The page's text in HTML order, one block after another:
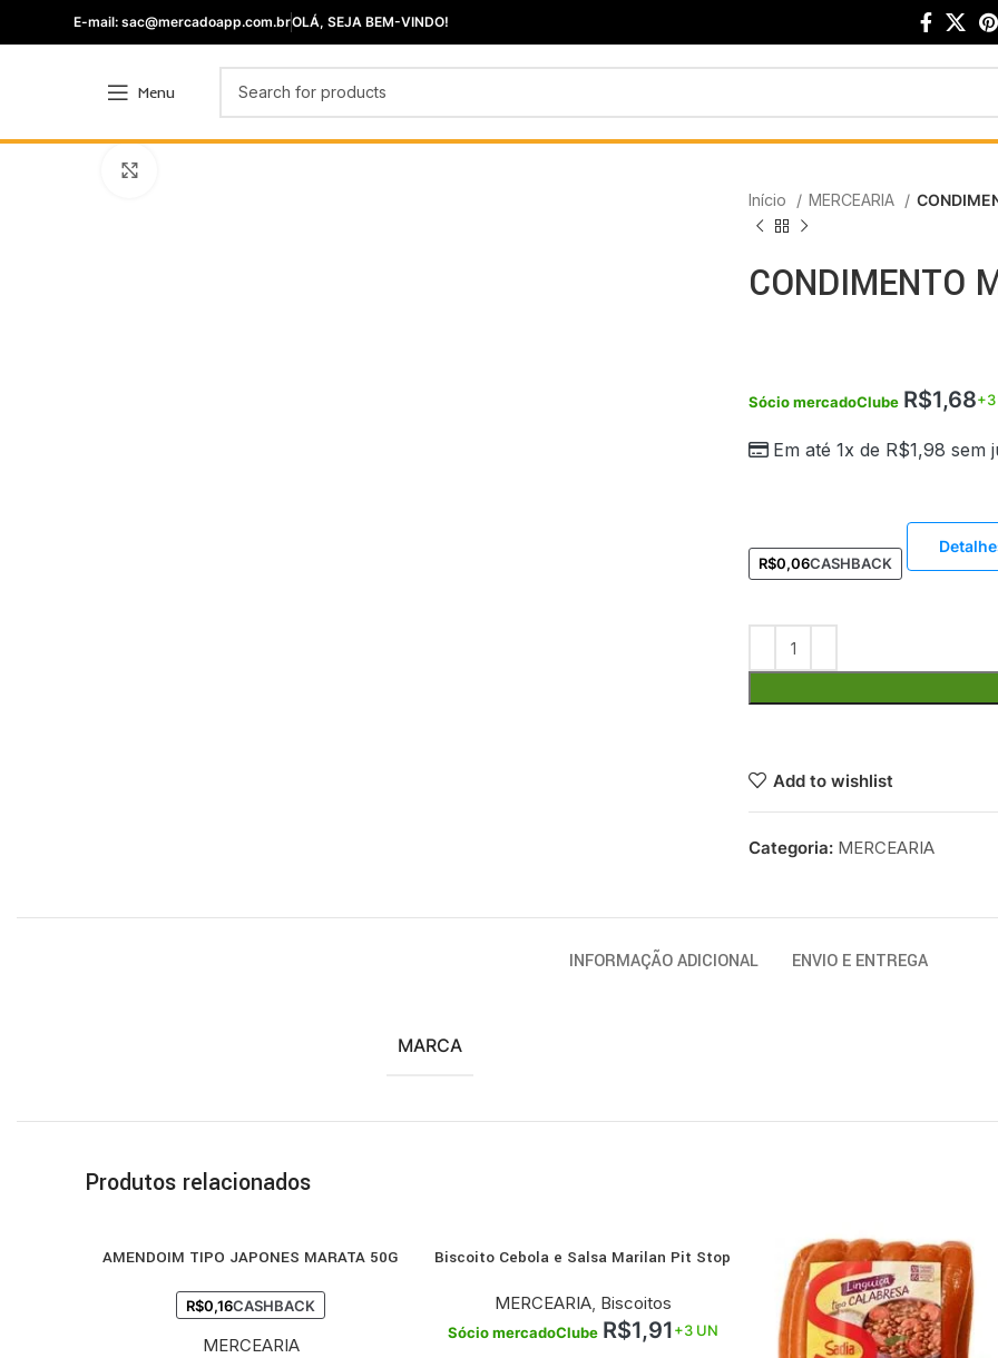
E-mail: sac@mercadoapp.com.brOLÁ, SEJA BEM-VINDO!
Menu
Início MERCEARIA
CONDIMENTO
Sócio mercadoClube R$1,68+3
Em até 1x de R$1,98 sem
R$0,06CASHBACK
Add to wishlist
Categoria: MERCEARIA
INFORMAÇÃO ADICIONAL ENVIO E ENTREGA
MARCA
Produtos relacionados
COMPRAR
AMENDOIM TIPO JAPONES MARATA 50G
R$0,16CASHBACK
MERCEARIA
COMPRAR
Biscoito Cebola e Salsa Marilan Pit Stop
MERCEARIA, Biscoitos
Sócio mercadoClube R$1,91+3 UN